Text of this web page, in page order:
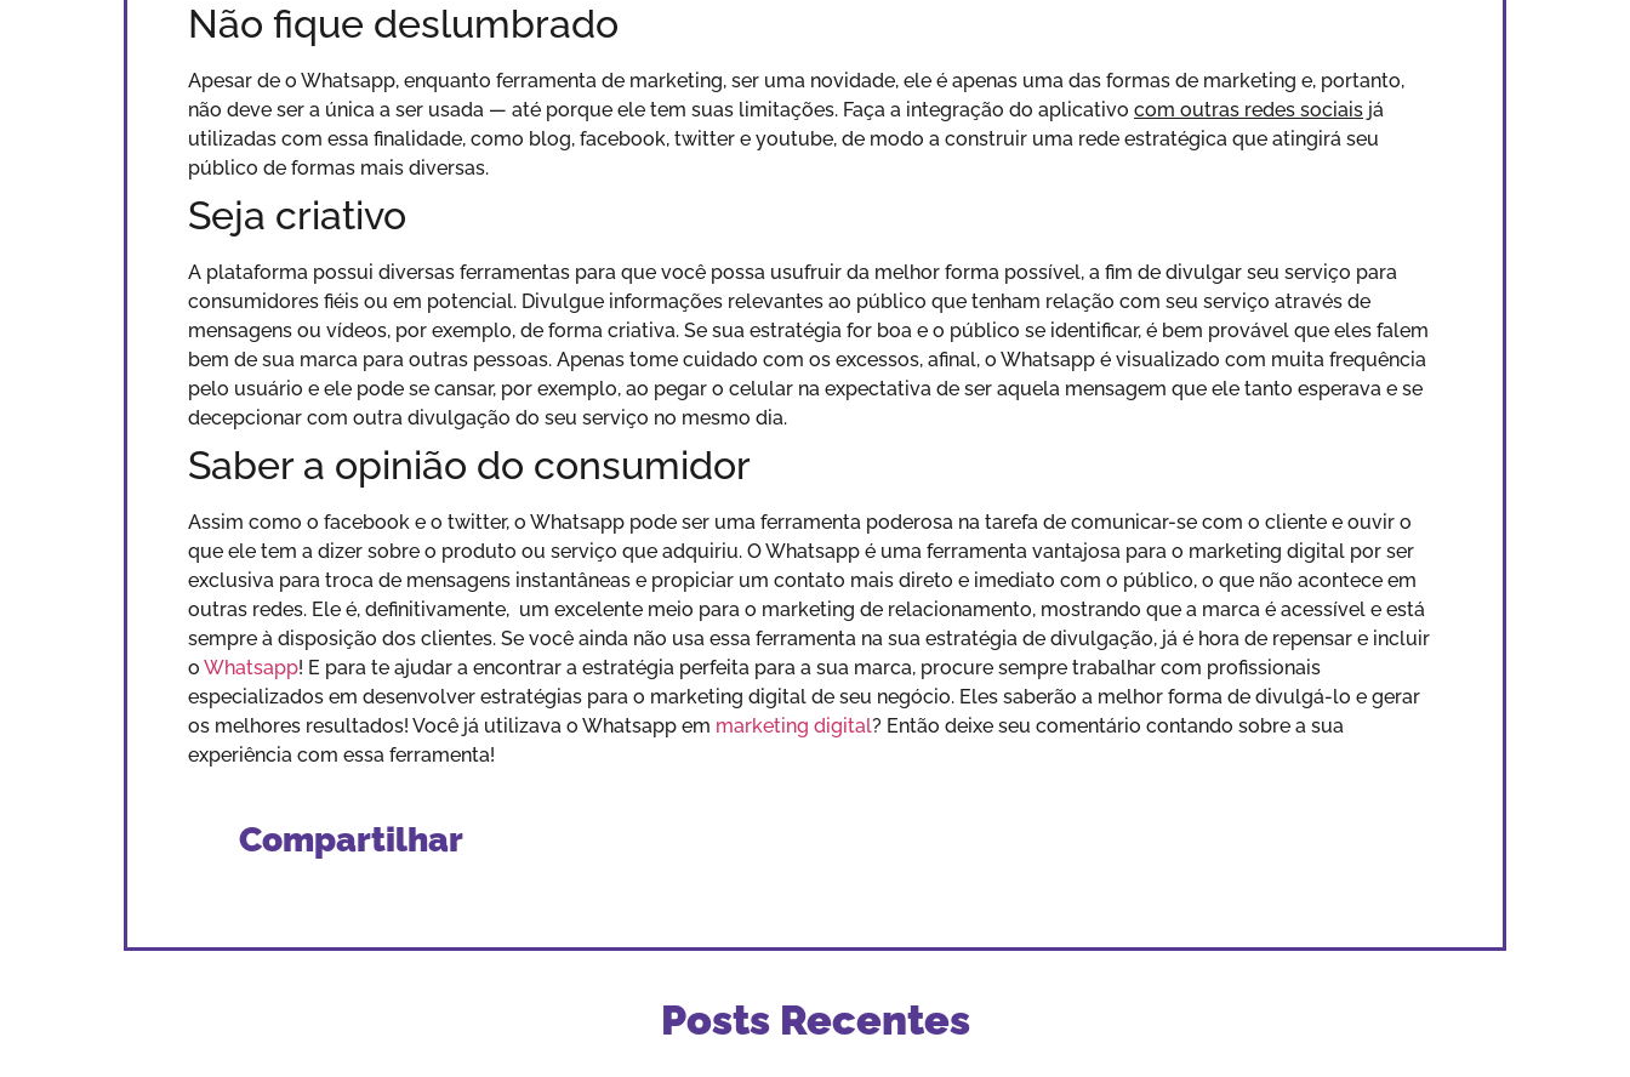
Não fique deslumbrado
Apesar de o Whatsapp, enquanto ferramenta de marketing, ser uma novidade, ele é apenas uma das formas de marketing e, portanto,
não deve ser a única a ser usada — até porque ele tem suas limitações. Faça a integração do aplicativo com outras redes sociais já
utilizadas com essa finalidade, como blog, facebook, twitter e youtube, de modo a construir uma rede estratégica que atingirá seu
público de formas mais diversas.
Seja criativo
A plataforma possui diversas ferramentas para que você possa usufruir da melhor forma possível, a fim de divulgar seu serviço para
consumidores fiéis ou em potencial. Divulgue informações relevantes ao público que tenham relação com seu serviço através de
mensagens ou vídeos, por exemplo, de forma criativa. Se sua estratégia for boa e o público se identificar, é bem provável que eles falem
bem de sua marca para outras pessoas. Apenas tome cuidado com os excessos, afinal, o Whatsapp é visualizado com muita frequência
pelo usuário e ele pode se cansar, por exemplo, ao pegar o celular na expectativa de ser aquela mensagem que ele tanto esperava e se
decepcionar com outra divulgação do seu serviço no mesmo dia.
Saber a opinião do consumidor
Assim como o facebook e o twitter, o Whatsapp pode ser uma ferramenta poderosa na tarefa de comunicar-se com o cliente e ouvir o
que ele tem a dizer sobre o produto ou serviço que adquiriu. O Whatsapp é uma ferramenta vantajosa para o marketing digital por ser
exclusiva para troca de mensagens instantâneas e propiciar um contato mais direto e imediato com o público, o que não acontece em
outras redes. Ele é, definitivamente, um excelente meio para o marketing de relacionamento, mostrando que a marca é acessível e está
sempre à disposição dos clientes. Se você ainda não usa essa ferramenta na sua estratégia de divulgação, já é hora de repensar e incluir
o Whatsapp! E para te ajudar a encontrar a estratégia perfeita para a sua marca, procure sempre trabalhar com profissionais
especializados em desenvolver estratégias para o marketing digital de seu negócio. Eles saberão a melhor forma de divulgá-lo e gerar
os melhores resultados! Você já utilizava o Whatsapp em marketing digital? Então deixe seu comentário contando sobre a sua
experiência com essa ferramenta!
Compartilhar
Posts Recentes